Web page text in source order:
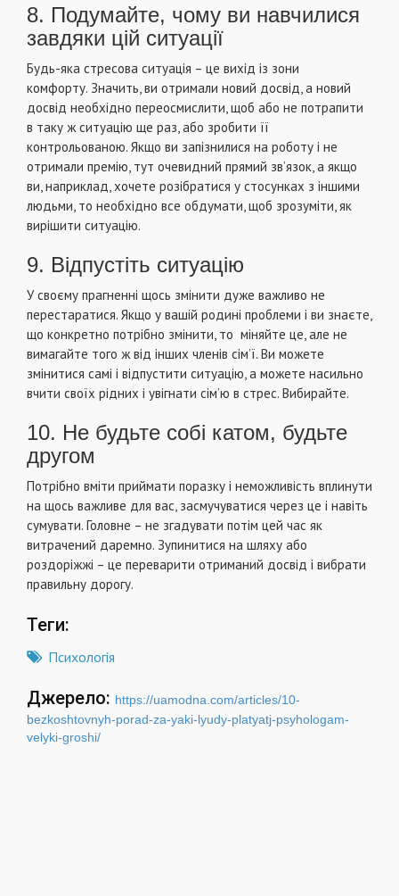
8. Подумайте, чому ви навчилися
завдяки цій ситуації
Будь-яка стресова ситуація – це вихід із зони
комфорту. Значить, ви отримали новий досвід, а новий
досвід необхідно переосмислити, щоб або не потрапити
в таку ж ситуацію ще раз, або зробити її
контрольованою. Якщо ви запізнилися на роботу і не
отримали премію, тут очевидний прямий зв’язок, а якщо
ви, наприклад, хочете розібратися у стосунках з іншими
людьми, то необхідно все обдумати, щоб зрозуміти, як
вирішити ситуацію.
9. Відпустіть ситуацію
У своєму прагненні щось змінити дуже важливо не
перестаратися. Якщо у вашій родині проблеми і ви знаєте,
що конкретно потрібно змінити, то міняйте це, але не
вимагайте того ж від інших членів сім’ї. Ви можете
змінитися самі і відпустити ситуацію, а можете насильно
вчити своїх рідних і увігнати сім’ю в стрес. Вибирайте.
10. Не будьте собі катом, будьте
другом
Потрібно вміти приймати поразку і неможливість вплинути
на щось важливе для вас, засмучуватися через це і навіть
сумувати. Головне – не згадувати потім цей час як
витрачений даремно. Зупинитися на шляху або
роздоріжжі – це переварити отриманий досвід і вибрати
правильну дорогу.
Теги:
Психологія
Джерело: https://uamodna.com/articles/10-
bezkoshtovnyh-porad-za-yaki-lyudy-platyatj-psyhologam-
velyki-groshi/